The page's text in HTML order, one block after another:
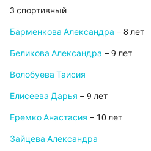
3 спортивный
Барменкова Александра – 8 лет
Беликова Александра – 9 лет
Волобуева Таисия
Елисеева Дарья – 9 лет
Еремко Анастасия – 10 лет
Зайцева Александра